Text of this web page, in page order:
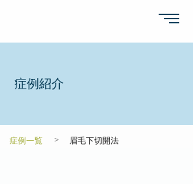
症例紹介
症例一覧 眉毛下切開法